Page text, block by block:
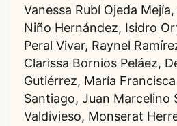
Vanessa Rubí Ojeda
Niño Hernández, Isidro
Peral Vivar, Raynel
Clarissa Bornios Peláez,
Gutiérrez, María
Santiago, Juan Marcelino
Valdivieso, Monserat